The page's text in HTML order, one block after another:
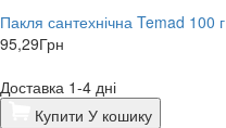
Пакля сантехнічна Temad 100 г
95,29Грн
Доставка 1-4 дні
Купити У кошику